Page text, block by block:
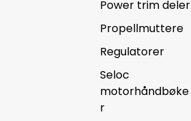
Power trim deler
Propellmuttere
Regulatorer
Seloc
motorhåndbøke
r